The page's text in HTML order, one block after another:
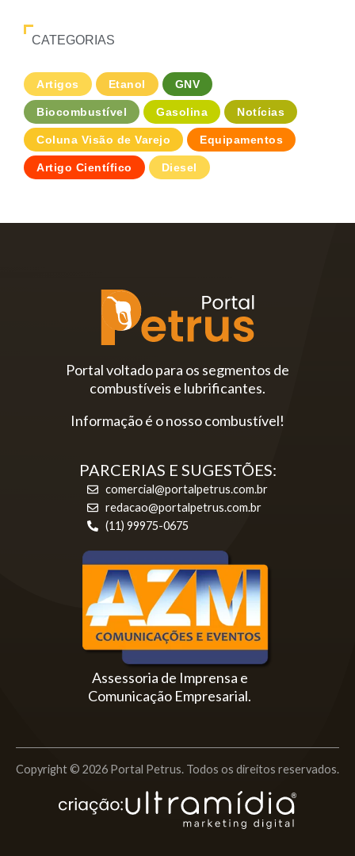
CATEGORIAS
Artigos Etanol GNV
Biocombustível Gasolina Notícias
Coluna Visão de Varejo Equipamentos
Artigo Científico Diesel
Portal voltado para os segmentos de
combustíveis e lubrificantes.
Informação é o nosso combustível!
PARCERIAS E SUGESTÕES:
comercial@portalpetrus.com.br
redacao@portalpetrus.com.br
(11) 99975-0675
Assessoria de Imprensa e
Comunicação Empresarial.
Copyright © 2026 Portal Petrus. Todos os direitos reservados.